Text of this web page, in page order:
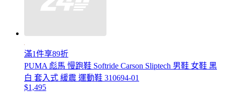
滿1件享89折
PUMA 彪馬 慢跑鞋 Softride Carson Sliptech 男鞋 女鞋 黑
白 套入式 緩震 運動鞋 310694-01
$1,495